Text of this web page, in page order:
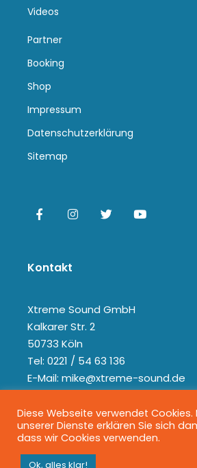
Videos
Partner
Booking
Shop
Impressum
Datenschutzerklärung
Sitemap
Kontakt
Xtreme Sound GmbH
Kalkarer Str. 2
50733 Köln
Tel: 0221 / 54 63 136
E-Mail: mike@xtreme-sound.de
Diese Webseite verwendet Cookies.
unserer Dienste erklären Sie sich
dass wir Cookies verwenden.
Ok, alles klar!